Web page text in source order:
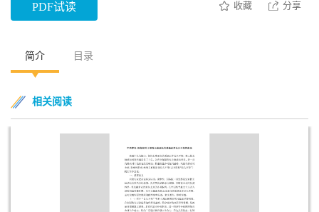
PDF试读 收藏 分享
简介 目录
相关阅读